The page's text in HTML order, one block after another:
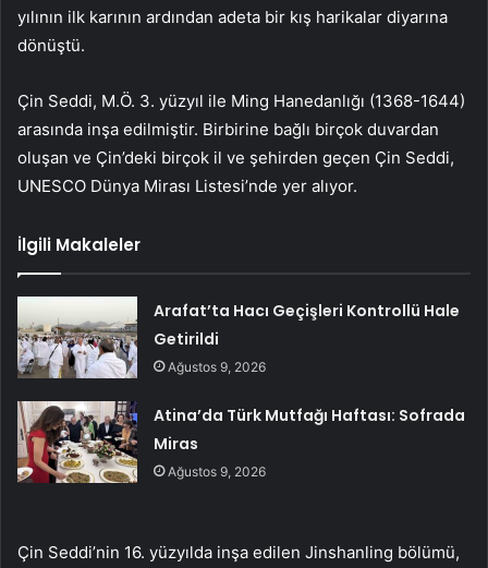
yılının ilk karının ardından adeta bir kış harikalar diyarına
dönüştü.
Çin Seddi, M.Ö. 3. yüzyıl ile Ming Hanedanlığı (1368-1644)
arasında inşa edilmiştir. Birbirine bağlı birçok duvardan
oluşan ve Çin’deki birçok il ve şehirden geçen Çin Seddi,
UNESCO Dünya Mirası Listesi’nde yer alıyor.
İlgili Makaleler
Arafat’ta Hacı Geçişleri Kontrollü Hale
Getirildi
Ağustos 9, 2026
Atina’da Türk Mutfağı Haftası: Sofrada
Miras
Ağustos 9, 2026
Çin Seddi’nin 16. yüzyılda inşa edilen Jinshanling bölümü,